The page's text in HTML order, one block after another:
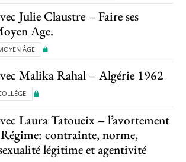
Julie Claustre – Faire ses
Age.
ÂGE
Malika Rahal – Algérie 1962
Laura Tatoueix – l’avortement
Régime: contrainte, norme,
légitime et agentivité